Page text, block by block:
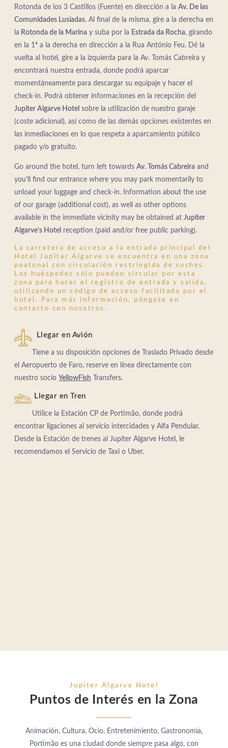
Rotonda de los 3 Castillos (Fuente) en dirección a la Av. De las
Comunidades Lusíadas. Al final de la misma, gire a la derecha en
la Rotonda de la Marina y suba por la Estrada da Rocha, girando
en la 1ª a la derecha en dirección a la Rua António Feu. Dé la
vuelta al hotel, gire a la izquierda para la Av. Tomás Cabreira y
encontrará nuestra entrada, donde podrá aparcar
momentáneamente para descargar su equipaje y hacer el
check-in. Podrá obtener informaciones en la recepción del
Jupiter Algarve Hotel sobre la utilización de nuestro garaje
(coste adicional), así como de las demás opciones existentes en
las inmediaciones en lo que respeta a aparcamiento público
pagado y/o gratuito.
Go around the hotel, turn left towards Av. Tomás Cabreira and
you’ll find our entrance where you may park momentarily to
unload your luggage and check-in. Information about the use
of our garage (additional cost), as well as other options
available in the immediate vicinity may be obtained at Jupiter
Algarve’s Hotel reception (paid and/or free public parking).
La carretera de acceso a la entrada principal del
Hotel Jupiter Algarve se encuentra en una zona
peatonal con circulación restringida de coches.
Los huéspedes sólo pueden circular por esta
zona para hacer el registro de entrada y salida,
utilizando un código de acceso facilitado por el
hotel. Para más información, póngase en
contacto con nosotros.
Llegar en Avión
Tiene a su disposición opciones de Traslado Privado desde
el Aeropuerto de Faro, reserve en línea directamente con
nuestro socio YellowFish Transfers.
Llegar en Tren
Utilice la Estación CP de Portimão, donde podrá
encontrar ligaciones al servicio intercidades y Alfa Pendular.
Desde la Estación de trenes al Jupiter Algarve Hotel, le
recomendamos el Servicio de Taxi o Uber.
Jupiter Algarve Hotel
Puntos de Interés en la Zona
Animación, Cultura, Ocio, Entretenimiento, Gastronomía,
Portimão es una ciudad donde siempre pasa algo, con